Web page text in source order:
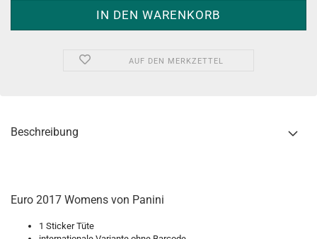
AUF DEN MERKZETTEL
Beschreibung
Euro 2017 Womens von Panini
1 Sticker Tüte